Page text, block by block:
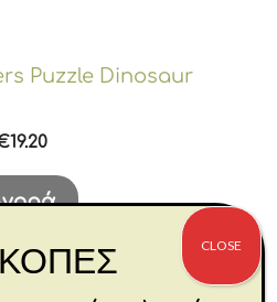
Puzzle Dinosaur
19.20
CLOSE